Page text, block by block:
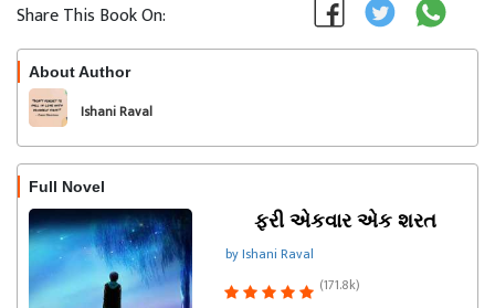
Share This Book On:
About Author
Ishani Raval
Full Novel
ફરી એકવાર એક શરત
by Ishani Raval
(171.8k)